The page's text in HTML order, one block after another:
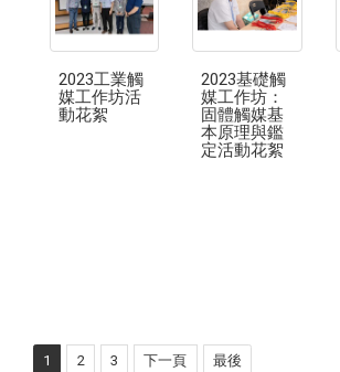
2023工業觸
媒工作坊活
動花絮
2023基礎觸
媒工作坊：
固體觸媒基
本原理與鑑
定活動花絮
1 2 3 下一頁 最後